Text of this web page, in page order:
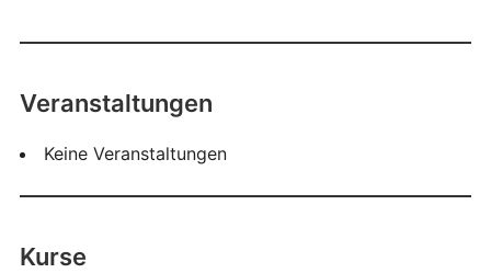
Veranstaltungen
Keine Veranstaltungen
Kurse